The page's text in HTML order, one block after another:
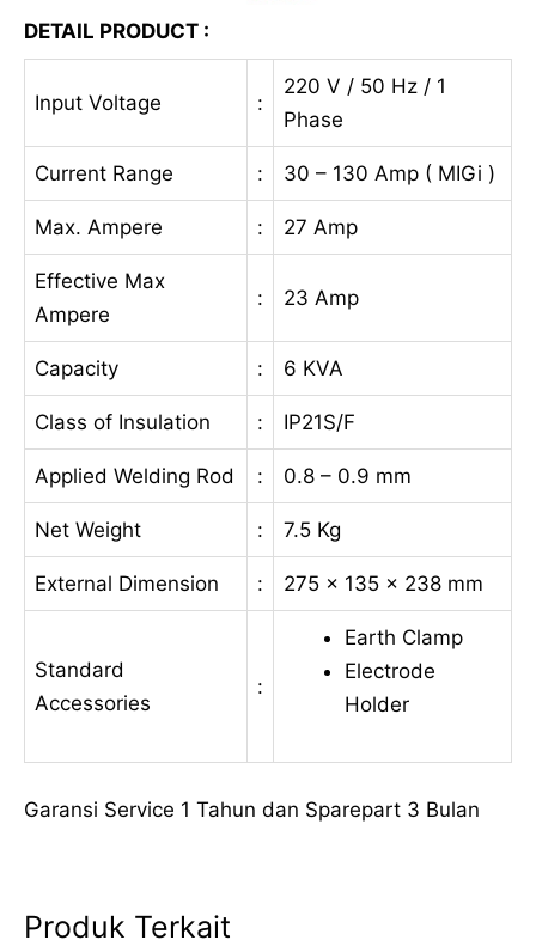
DETAIL PRODUCT :
Input Voltage :
220 V / 50 Hz / 1
Phase
Current Range : 30 – 130 Amp ( MIGi )
Max. Ampere : 27 Amp
Effective Max
Ampere
: 23 Amp
Capacity : 6 KVA
Class of Insulation : IP21S/F
Applied Welding Rod : 0.8 – 0.9 mm
Net Weight : 7.5 Kg
External Dimension : 275 x 135 x 238 mm
Standard
Accessories
:
Earth Clamp
Electrode
Holder
Garansi Service 1 Tahun dan Sparepart 3 Bulan
Produk Terkait